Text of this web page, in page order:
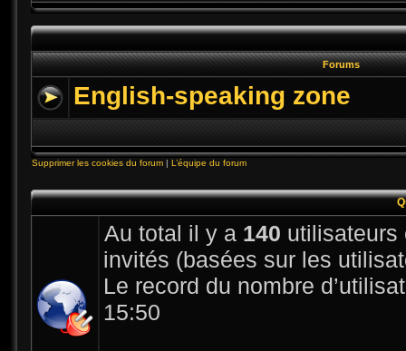
Forums
English-speaking zone
Supprimer les cookies du forum | L’équipe du forum
Au total il y a 140 utilisateurs
invités (basées sur les
Le record du nombre
15:50